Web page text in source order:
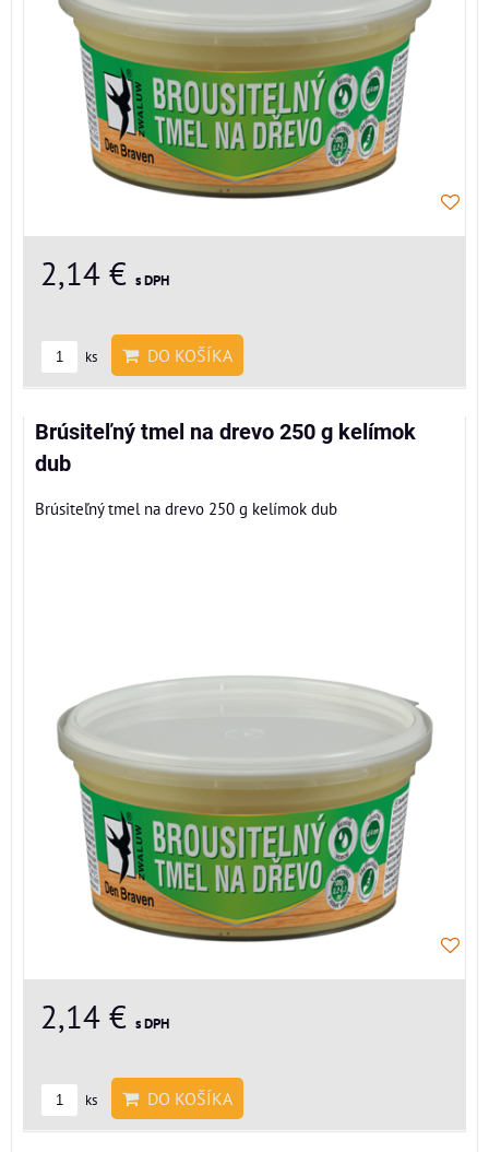
2,14 € s DPH
ks DO KOŠÍKA
Brúsiteľný tmel na drevo 250 g kelímok
dub
Brúsiteľný tmel na drevo 250 g kelímok dub
2,14 € s DPH
ks DO KOŠÍKA